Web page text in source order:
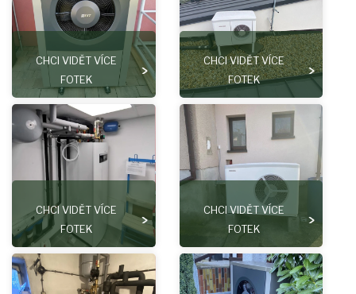
CHCI VIDĚT VÍCE
FOTEK
CHCI VIDĚT VÍCE
FOTEK
CHCI VIDĚT VÍCE
FOTEK
CHCI VIDĚT VÍCE
FOTEK